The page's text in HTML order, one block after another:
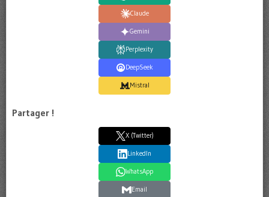
Claude
Gemini
Perplexity
DeepSeek
Mistral
Partager !
X (Twitter)
LinkedIn
WhatsApp
Email